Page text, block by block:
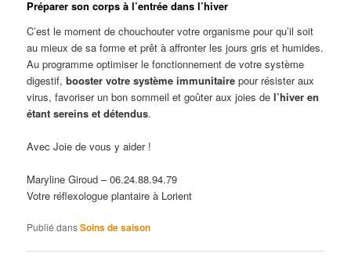
Préparer son corps à l’entrée dans l’hiver
C’est le moment de chouchouter votre organisme pour qu’il soit
au mieux de sa forme et prêt à affronter les jours gris et humides.
Au programme optimiser le fonctionnement de votre système
digestif,booster votre système immunitairepour résister aux
virus, favoriser un bon sommeil et goûter aux joies del’hiver en
étant sereins et détendus.
Avec Joie de vous y aider !
Maryline Giroud – 06.24.88.94.79
Votre réflexologue plantaire à Lorient
Publié dansSoins de saison